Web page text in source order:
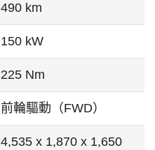
490 km
150 kW
225 Nm
前輪驅動（FWD）
4,535 x 1,870 x 1,650